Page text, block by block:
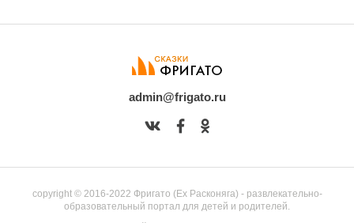
admin@frigato.ru
copyright © 2016-2022 Фригато (Ex Расконяга) - развлекательно-
образовательный портал для детей и родителей.